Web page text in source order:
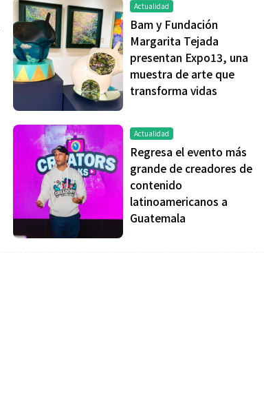
Actualidad
Bam y Fundación
Margarita Tejada
presentan Expo13, una
muestra de arte que
transforma vidas
Actualidad
Regresa el evento más
grande de creadores de
contenido
latinoamericanos a
Guatemala
Salud